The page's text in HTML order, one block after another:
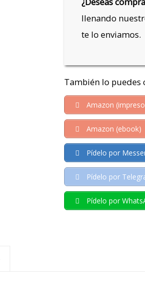
llenando
te lo enviamos.
También lo puedes
Amazon
Amazon (ebook)
Pídelo por
Pídelo por
Pídelo por